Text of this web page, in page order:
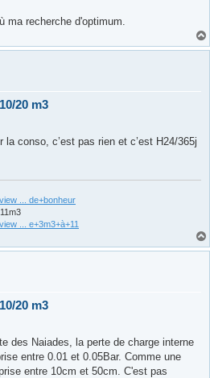
ma recherche d'optimum.
20 m3
la conso, c’est pas rien et c’est H24/365j
... de+bonheur
... e+3m3+à+11
20 m3
des Naiades, la perte de charge interne
entre 0.01 et 0.05Bar. Comme une
entre 10cm et 50cm. C'est pas